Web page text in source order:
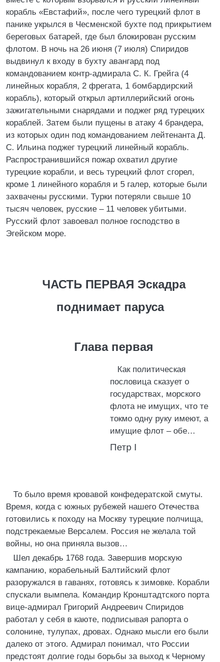
корабль «Евстафий», после чего турецкий флот в
панике укрылся в Чесменской бухте под прикрытием
береговых батарей, где был блокирован русским
флотом. В ночь на 26 июня (7 июля) Спиридов
выдвинул к входу в бухту авангард под
командованием контр-адмирала С. К. Грейга (4
линейных корабля, 2 фрегата, 1 бомбардирский
корабль), который открыл артиллерийский огонь
зажигательными снарядами и поджег ряд турецких
кораблей. Затем были пущены в атаку 4 брандера,
из которых один под командованием лейтенанта Д.
С. Ильина поджег турецкий линейный корабль.
Распространившийся пожар охватил другие
турецкие корабли, и весь турецкий флот сгорел,
кроме 1 линейного корабля и 5 галер, которые были
захвачены русскими. Турки потеряли свыше 10
тысяч человек, русские – 11 человек убитыми.
Русский флот завоевал полное господство в
Эгейском море.
ЧАСТЬ ПЕРВАЯ Эскадра
поднимает паруса
Глава первая
Как политическая
пословица сказует о
государствах, морского
флота не имущих, что те
токмо одну руку имеют, а
имущие флот – обе…
Петр I
То было время кровавой конфедератской смуты.
Время, когда с южных рубежей нашего Отечества
готовились к походу на Москву турецкие полчища,
подстрекаемые Версалем. Россия не желала той
войны, но она приняла вызов…
Шел декабрь 1768 года. Завершив морскую
кампанию, корабельный Балтийский флот
разоружался в гаванях, готовясь к зимовке. Корабли
спускали вымпела. Командир Кронштадтского порта
вице-адмирал Григорий Андреевич Спиридов
работал у себя в каюте, подписывая рапорта о
солонине, тулупах, дровах. Однако мысли его были
далеко от этого. Адмирал понимал, что России
предстоят долгие годы борьбы за выход к Черному